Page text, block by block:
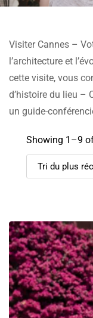
Visiter Cannes –
l’architecture et
cette visite, vous
d’histoire du lieu –
un guide-
Showing 1–9